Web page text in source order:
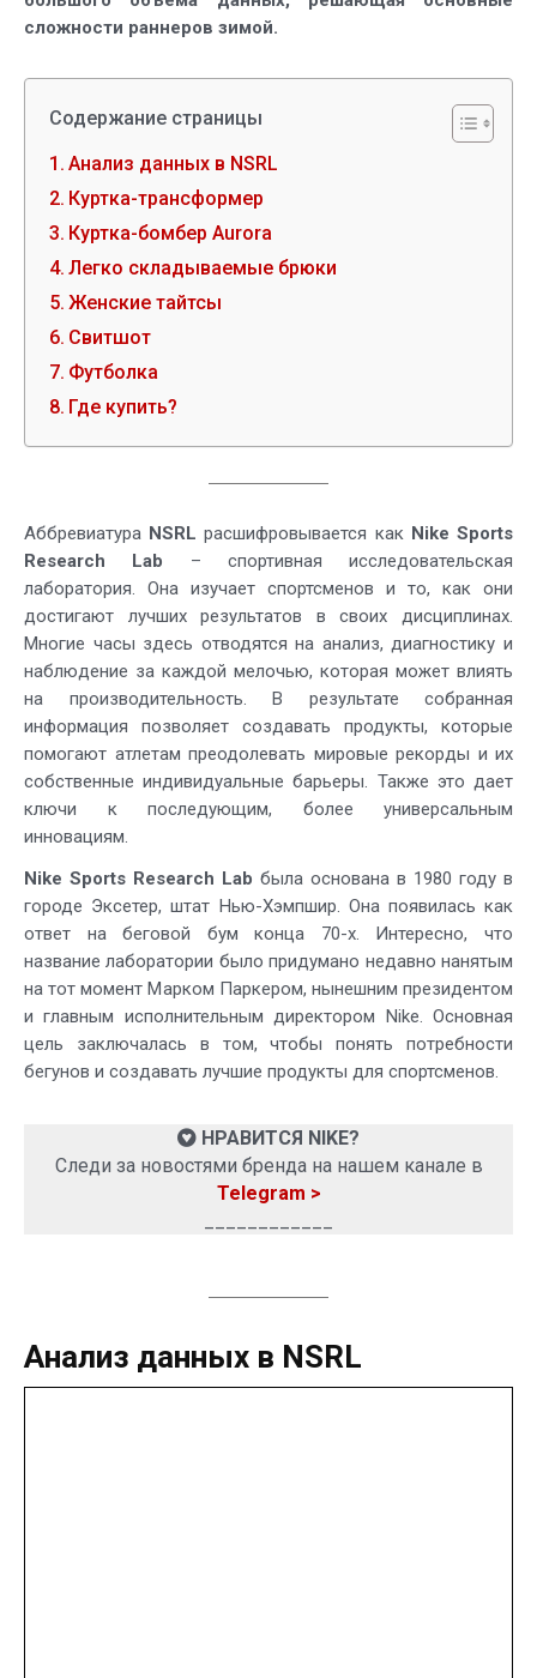
сложности раннеров зимой.
Содержание страницы
Анализ данных в NSRL
Куртка-трансформер
Куртка-бомбер Aurora
Легко складываемые брюки
Женские тайтсы
Свитшот
Футболка
Где купить?
Аббревиатура NSRL расшифровывается как Nike Sports
Research Lab – спортивная исследовательская
лаборатория. Она изучает спортсменов и то, как они
достигают лучших результатов в своих дисциплинах.
Многие часы здесь отводятся на анализ, диагностику и
наблюдение за каждой мелочью, которая может влиять
на производительность. В результате собранная
информация позволяет создавать продукты, которые
помогают атлетам преодолевать мировые рекорды и их
собственные индивидуальные барьеры. Также это дает
ключи к последующим, более универсальным
инновациям.
Nike Sports Research Lab была основана в 1980 году в
городе Эксетер, штат Нью-Хэмпшир. Она появилась как
ответ на беговой бум конца 70-х. Интересно, что
название лаборатории было придумано недавно нанятым
на тот момент Марком Паркером, нынешним президентом
и главным исполнительным директором Nike. Основная
цель заключалась в том, чтобы понять потребности
бегунов и создавать лучшие продукты для спортсменов.
НРАВИТСЯ NIKE?
Следи за новостями бренда на нашем канале в
Telegram >
Анализ данных в NSRL